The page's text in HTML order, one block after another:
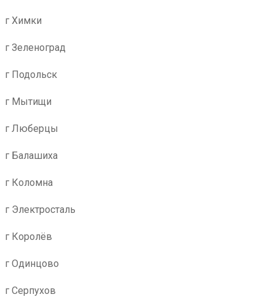
г Химки
г Зеленоград
г Подольск
г Мытищи
г Люберцы
г Балашиха
г Коломна
г Электросталь
г Королёв
г Одинцово
г Серпухов